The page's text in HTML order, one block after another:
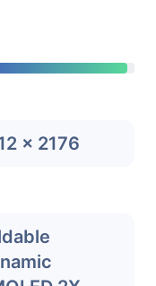
x 2176